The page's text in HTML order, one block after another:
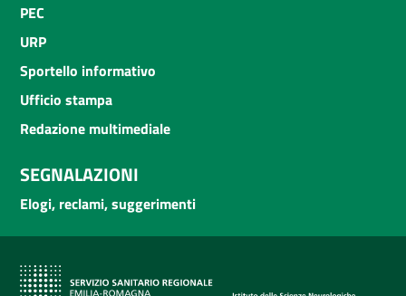
PEC
URP
Sportello informativo
Ufficio stampa
Redazione multimediale
SEGNALAZIONI
Elogi, reclami, suggerimenti